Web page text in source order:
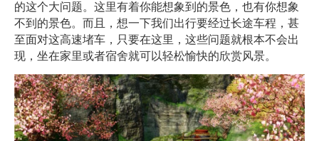
的这个大问题。这里有着你能想象到的景色，也有你想象
不到的景色。而且，想一下我们出行要经过长途车程，甚
至面对这高速堵车，只要在这里，这些问题就根本不会出
现，坐在家里或者宿舍就可以轻松愉快的欣赏风景。